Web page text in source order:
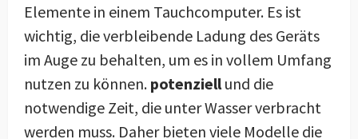
Elemente in einem Tauchcomputer. Es ist
wichtig, die verbleibende Ladung des Geräts
im Auge zu behalten, um es in vollem Umfang
nutzen zu können. potenziell und die
notwendige Zeit, die unter Wasser verbracht
werden muss. Daher bieten viele Modelle die